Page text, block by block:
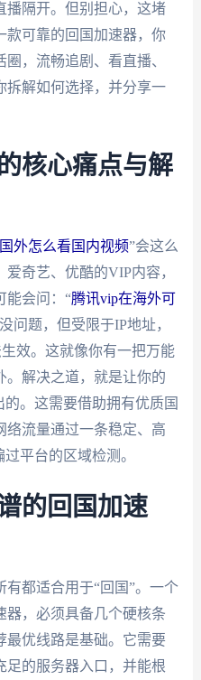
播隔开。但别担心，这堵
款可靠的回国加速器，你
，流畅追剧、看直播、
拆解如何选择，并分享一
核心痛点与解
外怎么看国内视频”会这么
奇艺、优酷的VIP内容，
能会问：“腾讯vip在海外可
问题，但受限于IP地址，
效。这就像你有一把万能
。解决之道，就是让你的
的。这需要借助拥有优质国
络流量通过一条稳定、高
平台的区域检测。
的回国加速
都适合用于“回国”。一个
器，必须具备几个硬核条
最优线路是基础。它需要
足的服务器入口，并能根